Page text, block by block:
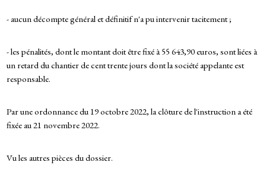
- aucun décompte général et définitif n'a pu intervenir tacitement ;
- les pénalités, dont le montant doit être fixé à 55 643,90 euros, sont liées à
un retard du chantier de cent trente jours dont la société appelante est
responsable.
Par une ordonnance du 19 octobre 2022, la clôture de l'instruction a été
fixée au 21 novembre 2022.
Vu les autres pièces du dossier.